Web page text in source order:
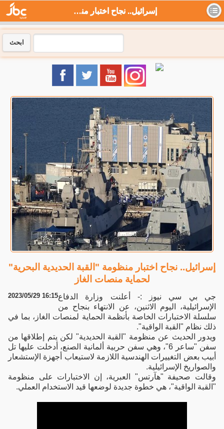
إسرائيل.. نجاح اختبار منظومة "القبة الحديدية البحرية" لحماية منصات الغاز - جي بي سي نيوز
ابحث
إسرائيل.. نجاح اختبار منظومة "القبة الحديدية البحرية"
لحماية منصات الغاز
2023/05/29 16:15جي بي سي نيوز :- أعلنت وزارة الدفاع
الإسرائيلية، اليوم الاثنين، عن الانتهاء بنجاح من
سلسلة الاختبارات الخاصة بأنظمة الحماية لمنصات الغاز، بما في
ذلك نظام "القبة الواقية".
ويدور الحديث عن منظومة "القبة الحديدية" لكن يتم إطلاقها من
سفن "ساعر 6"، وهي سفن حربية ألمانية الصنع، أدخلت عليها تل
أبيب بعض التغييرات الهندسية اللازمة لاستيعاب أجهزة الإستشعار
والصواريخ الإسرائيلية.
وقالت صحيفة "هآرتس" العبرية، إن الاختبارات على منظومة
"القبة الواقية"، هي خطوة جديدة لوضعها قيد الاستخدام العملي.